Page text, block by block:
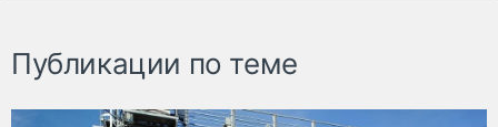
Публикации по теме